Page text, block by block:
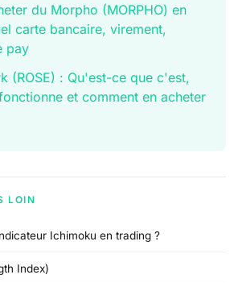
du Morpho (MORPHO) en
carte bancaire, virement,
pay
(ROSE) : Qu'est-ce que c'est,
et comment en acheter
LOIN
Ichimoku en trading ?
Index)